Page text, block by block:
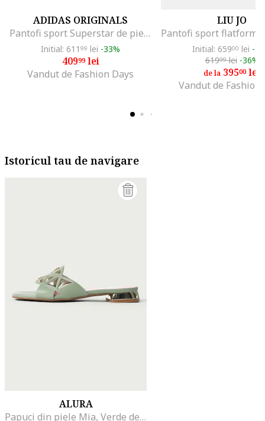
ADIDAS ORIGINALS
Pantofi sport Superstar de piele intoarsa, Gri deschis/Roz pastel/Caramel
Initial: 611 99 lei -33%
40999lei
Vandut de Fashion Days
LIU JO
Initial: 65900 lei -
61999lei -36%
de la 39500lei
Vandut de Fashion
Istoricul tau de navigare
ALURA
Papuci din piele Mia, Verde deschis